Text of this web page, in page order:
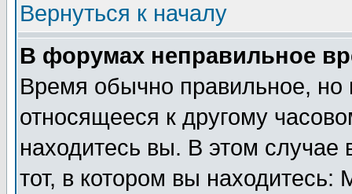
Вернуться к началу
В форумах неправильное
Время обычно правильное,
относящееся к другому
находитесь вы. В этом
тот, в котором вы